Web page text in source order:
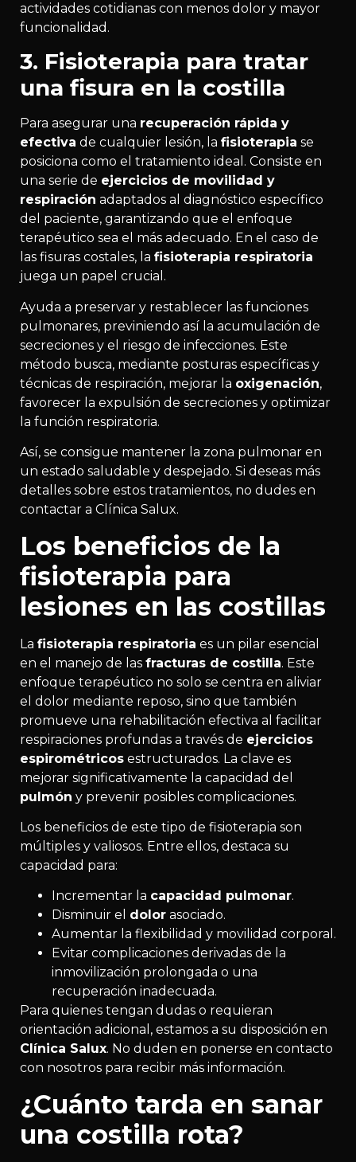
actividades cotidianas con menos dolor y mayor
funcionalidad.
3. Fisioterapia para tratar
una fisura en la costilla
Para asegurar una recuperación rápida y
efectiva de cualquier lesión, la fisioterapia se
posiciona como el tratamiento ideal. Consiste en
una serie de ejercicios de movilidad y
respiración adaptados al diagnóstico específico
del paciente, garantizando que el enfoque
terapéutico sea el más adecuado. En el caso de
las fisuras costales, la fisioterapia respiratoria
juega un papel crucial.
Ayuda a preservar y restablecer las funciones
pulmonares, previniendo así la acumulación de
secreciones y el riesgo de infecciones. Este
método busca, mediante posturas específicas y
técnicas de respiración, mejorar la oxigenación,
favorecer la expulsión de secreciones y optimizar
la función respiratoria.
Así, se consigue mantener la zona pulmonar en
un estado saludable y despejado. Si deseas más
detalles sobre estos tratamientos, no dudes en
contactar a Clínica Salux.
Los beneficios de la
fisioterapia para
lesiones en las costillas
La fisioterapia respiratoria es un pilar esencial
en el manejo de las fracturas de costilla. Este
enfoque terapéutico no solo se centra en aliviar
el dolor mediante reposo, sino que también
promueve una rehabilitación efectiva al facilitar
respiraciones profundas a través de ejercicios
espirométricos estructurados. La clave es
mejorar significativamente la capacidad del
pulmón y prevenir posibles complicaciones.
Los beneficios de este tipo de fisioterapia son
múltiples y valiosos. Entre ellos, destaca su
capacidad para:
Incrementar la capacidad pulmonar.
Disminuir el dolor asociado.
Aumentar la flexibilidad y movilidad corporal.
Evitar complicaciones derivadas de la
inmovilización prolongada o una
recuperación inadecuada.
Para quienes tengan dudas o requieran
orientación adicional, estamos a su disposición en
Clínica Salux. No duden en ponerse en contacto
con nosotros para recibir más información.
¿Cuánto tarda en sanar
una costilla rota?